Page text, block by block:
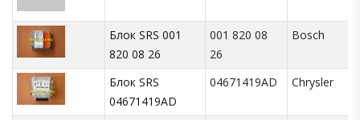
Блок SRS 001
820 08 26
001 820 08
26
Bosch
Блок SRS
04671419AD
04671419AD Chrysler